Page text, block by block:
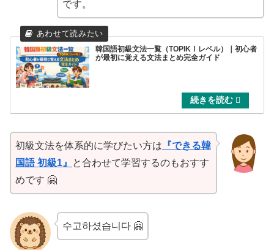
です。
韓国語初級文法一覧（TOPIKⅠレベル）｜初心者
が最初に覚える文法まとめ完全ガイド
初級文法を体系的に学びたい方は 『できる韓
国語 初級1』
と合わせて学習するのもおすす
めです 🤗
수고하셨습니다 🤗